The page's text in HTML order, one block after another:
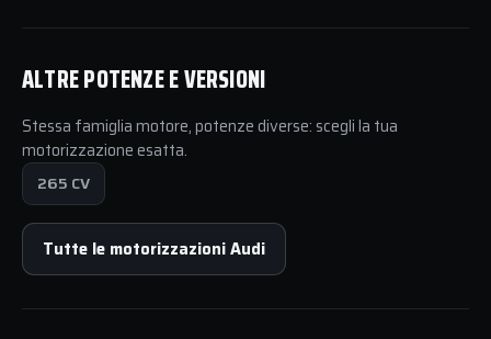
ALTRE POTENZE E VERSIONI
Stessa famiglia motore, potenze diverse: scegli la tua
motorizzazione esatta.
265 CV
Tutte le motorizzazioni Audi